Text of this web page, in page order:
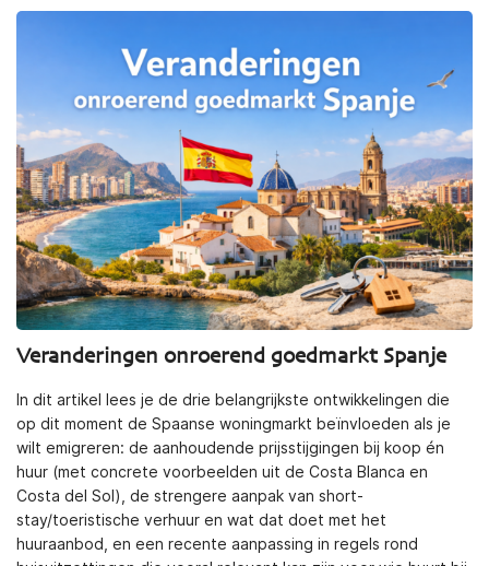
Veranderingen onroerend goedmarkt Spanje
In dit artikel lees je de drie belangrijkste ontwikkelingen die
op dit moment de Spaanse woningmarkt beïnvloeden als je
wilt emigreren: de aanhoudende prijsstijgingen bij koop én
huur (met concrete voorbeelden uit de Costa Blanca en
Costa del Sol), de strengere aanpak van short-
stay/toeristische verhuur en wat dat doet met het
huuraanbod, en een recente aanpassing in regels rond